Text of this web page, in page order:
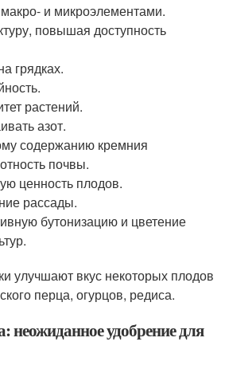
и микроэлементами.
повышая доступность
грядках.
растений.
азот.
содержанию кремния
почвы.
ценность плодов.
рассады.
бутонизацию и цветение
улучшают вкус некоторых плодов
перца, огурцов, редиса.
неожиданное удобрение для